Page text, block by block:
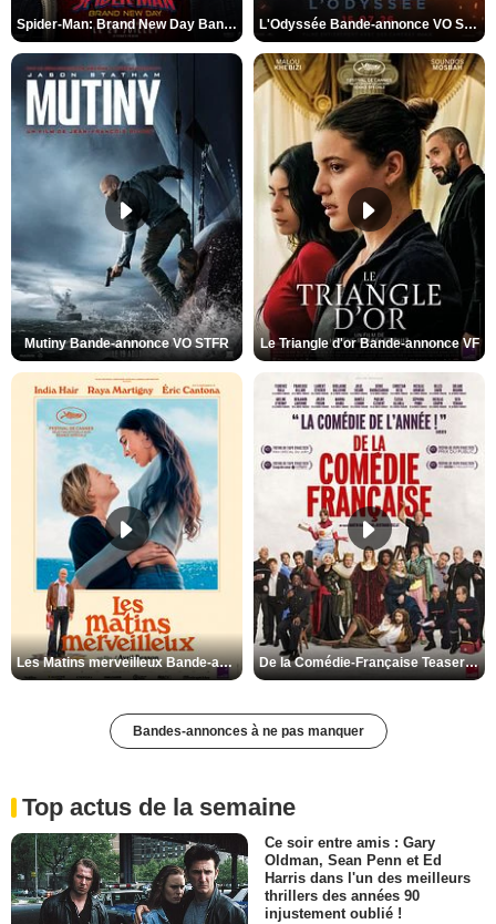
Spider-Man: Brand New Day Bande-annonce VO STFR L'Odyssée Bande-annonce VO STFR
Mutiny Bande-annonce VO STFR Le Triangle d'or Bande-annonce VF
Les Matins merveilleux Bande-annonce VF De la Comédie-Française Teaser VF
Bandes-annonces à ne pas manquer
Top actus de la semaine
Ce soir entre amis : Gary
Oldman, Sean Penn et Ed
Harris dans l'un des meilleurs
thrillers des années 90
injustement oublié !